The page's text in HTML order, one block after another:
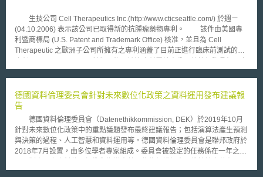
護原則（Data Protection Principle，DPP），包含未適當處理個人資料
（DPP1），以及未採取足夠的技術與作為防止未經授權或違法使用個資
（DPP7），致使劍橋分析得以透過臉書公司提供之API違法取用臉書使用
者個資。 由於劍橋分析事件發生時，歐盟GDPR（General Data
保護法（Data Protection Act 2018），臉書公司將可被裁處最高1700萬英
鎊或年度全球營業額4%之罰款。
生技公司 Cell Therapeutics Inc.(http://www.cticseattle.com/) 於週ㄧ
(04.10.2006) 表示該公司已取得新的抗腫瘤藥物專利。 該件由美國專
利暨商標局 (U.S. Patent and Trademark Office) 核准，並且為 Cell
Therapeutic 之歐洲子公司所擁有之專利涵蓋了目前正進行臨床前測試的治
(Tubulin) 藥劑。細胞骨架蛋白細形成微管 (Microtubule) 的主要成份，而
根據該公司表示，相較於其他腫瘤治療藥劑，如 TaxolR 以及
TaxotereR ，於細胞分裂時穩定細胞骨架蛋白並且防止其分解，以殺死腫瘤
架蛋白處於不穩定的狀態，以殺死細胞。此外，該治療劑可被使用於治療結
腸、肺、胃以及前列腺之腫瘤細胞株。 Cell Therapeutics 也表示，該
新型抗細胞骨架治療劑並不容係受到多重抗藥性 (Multi-drug resistance,
MDR) 的影響，而多重抗藥性是腫瘤細胞對標準化學療法所發展出的最常見
德國資料倫理委員會針對未來數位化政策之資料運用發布建議報
告
德國資料倫理委員會（Datenethikkommission, DEK）於2019年10月
針對未來數位化政策中的重點議題發布最終建議報告；包括演算法產生預測
與決策的過程、人工智慧和資料運用等。德國資料倫理委員會是聯邦政府於
2018年7月設置，由多位學者專家組成。委員會被設定的任務係在一年之
（social coexistence）與捍衛資訊時代繁榮的建議。 最終建議報告內